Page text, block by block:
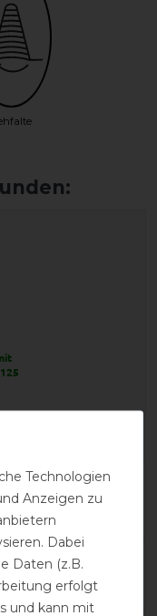
Technologien
Anzeigen zu
Dabei
Daten (z.B.
erfolgt
und kann mit